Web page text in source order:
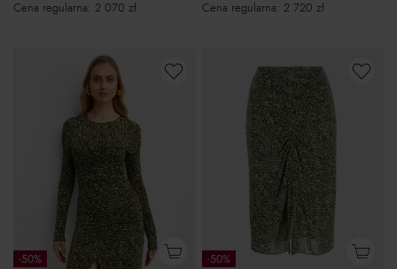
Cena regularna: 2 070 zł
Cena regularna: 2 720 zł
-50% -50%